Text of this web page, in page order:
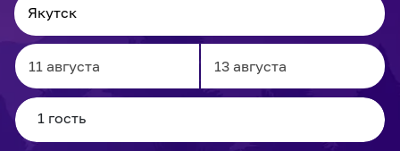
Navigate
forward
to
Navigate
to